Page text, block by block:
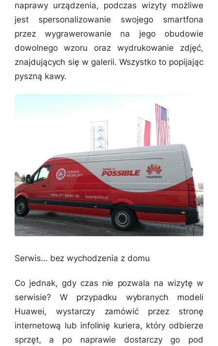
naprawy urządzenia, podczas wizyty możliwe
jest spersonalizowanie swojego smartfona
przez wygrawerowanie na jego obudowie
dowolnego wzoru oraz wydrukowanie zdjęć,
znajdujących się w galerii. Wszystko to popijając
pyszną kawy.
Serwis… bez wychodzenia z domu
Co jednak, gdy czas nie pozwala na wizytę w
serwisie? W przypadku wybranych modeli
Huawei, wystarczy zamówić przez stronę
internetową lub infolinię kuriera, który odbierze
sprzęt, a po naprawie dostarczy go pod